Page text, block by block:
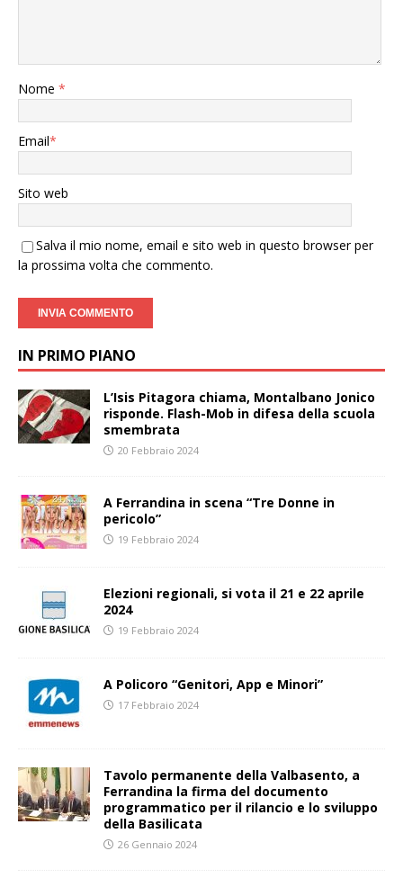
Nome *
Email*
Sito web
Salva il mio nome, email e sito web in questo browser per
la prossima volta che commento.
IN PRIMO PIANO
L’Isis Pitagora chiama, Montalbano Jonico
risponde. Flash-Mob in difesa della scuola
smembrata
20 Febbraio 2024
A Ferrandina in scena “Tre Donne in
pericolo”
19 Febbraio 2024
Elezioni regionali, si vota il 21 e 22 aprile
2024
19 Febbraio 2024
A Policoro “Genitori, App e Minori”
17 Febbraio 2024
Tavolo permanente della Valbasento, a
Ferrandina la firma del documento
programmatico per il rilancio e lo sviluppo
della Basilicata
26 Gennaio 2024